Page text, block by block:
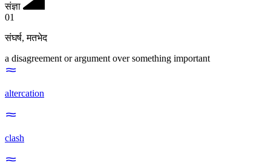
संज्ञा
01
संघर्ष,मतभेद
a disagreement or argument over something important
altercation
clash